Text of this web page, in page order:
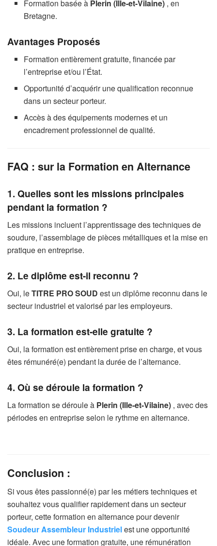
Formation basée à Plerin (Ille-et-Vilaine) , en
Bretagne.
Avantages Proposés
Formation entièrement gratuite, financée par
l’entreprise et/ou l’État.
Opportunité d’acquérir une qualification reconnue
dans un secteur porteur.
Accès à des équipements modernes et un
encadrement professionnel de qualité.
FAQ : sur la Formation en Alternance
1. Quelles sont les missions principales
pendant la formation ?
Les missions incluent l’apprentissage des techniques de
soudure, l’assemblage de pièces métalliques et la mise en
pratique en entreprise.
2. Le diplôme est-il reconnu ?
Oui, leTITRE PRO SOUD est un diplôme reconnu dans le
secteur industriel et valorisé par les employeurs.
3. La formation est-elle gratuite ?
Oui, la formation est entièrement prise en charge, et vous
êtes rémunéré(e) pendant la durée de l’alternance.
4. Où se déroule la formation ?
La formation se déroule à Plerin (Ille-et-Vilaine) , avec des
périodes en entreprise selon le rythme en alternance.
Conclusion :
Si vous êtes passionné(e) par les métiers techniques et
souhaitez vous qualifier rapidement dans un secteur
porteur, cette formation en alternance pour devenir
Soudeur Assembleur Industrielest une opportunité
idéale. Avec une formation gratuite, une rémunération